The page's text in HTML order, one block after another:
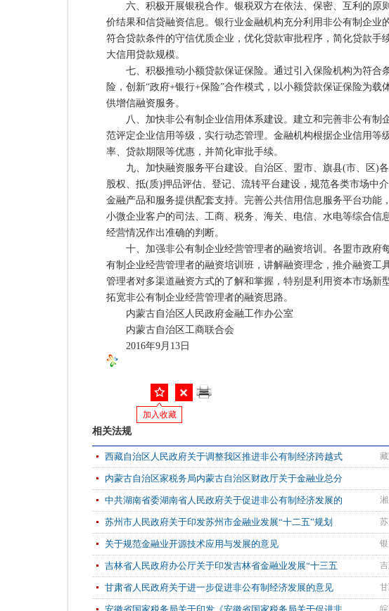
六、积极开展银税合作。银税双方在依法、保密、互利的原
价结果和信贷融资信息。银行业金融机构充分利用非公有制企业
符合贷款条件的守信优质企业，优化贷款审批程序，简化贷款手
大信用贷款规模。
七、积极推动小额贷款保证保险。通过引入保险机构为符合
险，创新“政府+银行+保险”合作模式，以小额贷款保证保险为载
供增信融资服务。
八、加快非公有制企业信用体系建设。建立和完善非公有制
范评定企业信用等级，实行动态管理。金融机构根据企业信用等
率、贷款期限等优惠，并简化审批手续。
九、加快融资服务平台建设。自治区、盟市、旗县(市、区)各
股权、抵(质)押品评估、登记、流转平台建设，规范各类市场中
金融产品和服务提供配套支持。完善公共信用信息服务平台功能
小微企业客户的司法、工商、税务、海关、电信、水电等综合信
经营情况作出准确的判断。
十、加强非公有制企业经营管理者的融资培训。各盟市政府
有制企业经营管理者的融资培训班，讲解融资理念，推介融资工
管理者对多渠道融资方式的了解和掌握，特别是利用资本市场新
拓宽非公有制企业经营管理者的融资思路。
内蒙古自治区人民政府金融工作办公室
内蒙古自治区工商联合会
2016年9月13日
加入收藏
相关法规
西藏自治区人民政府关于调整我区推进非公有制经济跨越式
内蒙古自治区家税务局内蒙古自治区财政厅关于金融业总分
中共湖南省委湖南省人民政府关于促进非公有制经济发展的
苏州市人民政府关于印发苏州市金融业发展“十二五”规划
关于规范金融业开源技术应用与发展的意见
吉林省人民政府办公厅关于印发吉林省金融业发展“十三五
甘肃省人民政府关于进一步促进非公有制经济发展的意见